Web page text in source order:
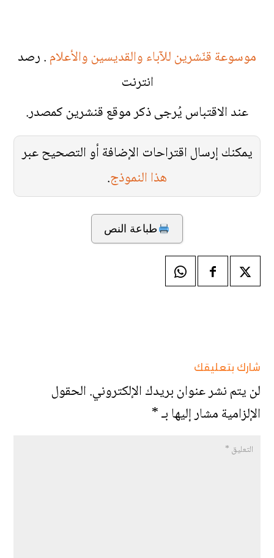
موسوعة قنّشرين للآباء والقديسين والأعلام. رصد
انترنت
عند الاقتباس يُرجى ذكر موقع قنشرين كمصدر.
يمكنك إرسال اقتراحات الإضافة أو التصحيح عبر
هذا النموذج.
طباعة النص
شارك بتعليقك
لن يتم نشر عنوان بريدك الإلكتروني.الحقول
الإلزامية مشار إليها بـ*